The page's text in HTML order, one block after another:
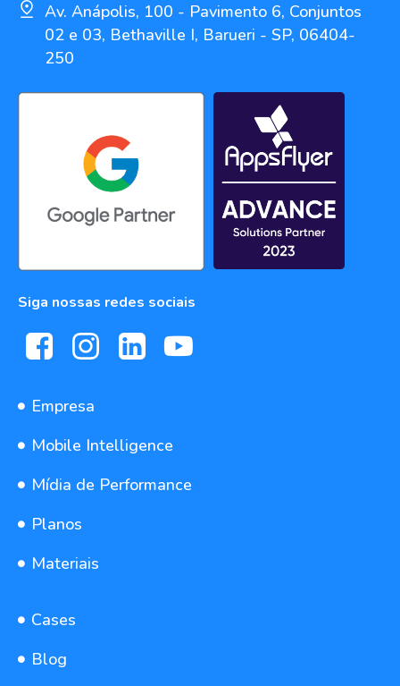
Av. Anápolis, 100 - Pavimento 6, Conjuntos
02 e 03, Bethaville I, Barueri - SP, 06404-
250
Siga nossas redes sociais
Empresa
Mobile Intelligence
Mídia de Performance
Planos
Materiais
Cases
Blog